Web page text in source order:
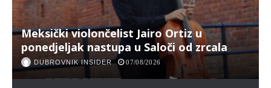
Meksički violončelist Jairo Ortiz u
ponedjeljak nastupa u Saloči od zrcala
DUBROVNIK INSIDER 07/08/2026